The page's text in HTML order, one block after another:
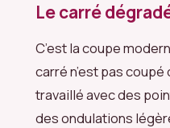
Le carré
C’est la coupe
carré n’est pas
travaillé avec des
des ondulations